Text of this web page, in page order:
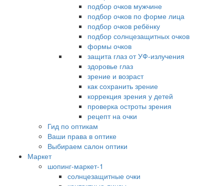
подбор очков мужчине
подбор очков по форме лица
подбор очков ребёнку
подбор солнцезащитных очков
формы очков
защита глаз от УФ-излучения
здоровье глаз
зрение и возраст
как сохранить зрение
коррекция зрения у детей
проверка остроты зрения
рецепт на очки
Гид по оптикам
Ваши права в оптике
Выбираем салон оптики
Маркет
шопинг-маркет-1
солнцезащитные очки